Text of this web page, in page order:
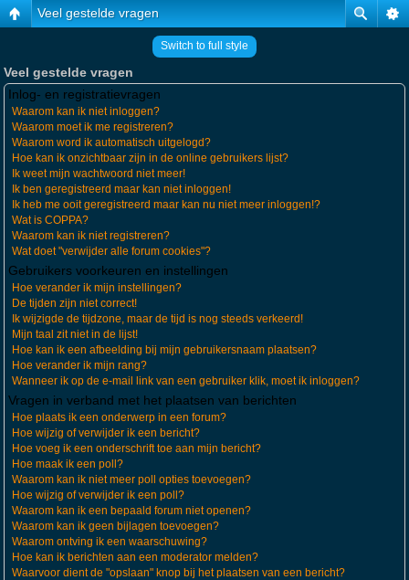
Veel gestelde vragen
Switch to full style
Veel gestelde vragen
Inlog- en registratievragen
Waarom kan ik niet inloggen?
Waarom moet ik me registreren?
Waarom word ik automatisch uitgelogd?
Hoe kan ik onzichtbaar zijn in de online gebruikers lijst?
Ik weet mijn wachtwoord niet meer!
Ik ben geregistreerd maar kan niet inloggen!
Ik heb me ooit geregistreerd maar kan nu niet meer inloggen!?
Wat is COPPA?
Waarom kan ik niet registreren?
Wat doet "verwijder alle forum cookies"?
Gebruikers voorkeuren en instellingen
Hoe verander ik mijn instellingen?
De tijden zijn niet correct!
Ik wijzigde de tijdzone, maar de tijd is nog steeds verkeerd!
Mijn taal zit niet in de lijst!
Hoe kan ik een afbeelding bij mijn gebruikersnaam plaatsen?
Hoe verander ik mijn rang?
Wanneer ik op de e-mail link van een gebruiker klik, moet ik inloggen?
Vragen in verband met het plaatsen van berichten
Hoe plaats ik een onderwerp in een forum?
Hoe wijzig of verwijder ik een bericht?
Hoe voeg ik een onderschrift toe aan mijn bericht?
Hoe maak ik een poll?
Waarom kan ik niet meer poll opties toevoegen?
Hoe wijzig of verwijder ik een poll?
Waarom kan ik een bepaald forum niet openen?
Waarom kan ik geen bijlagen toevoegen?
Waarom ontving ik een waarschuwing?
Hoe kan ik berichten aan een moderator melden?
Waarvoor dient de "opslaan" knop bij het plaatsen van een bericht?